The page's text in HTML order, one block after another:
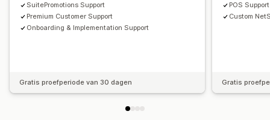
SuitePromotions Support
Premium Customer Support
Onboarding & Implementation Support
Gratis proefperiode van 30 dagen
POS Support
Custom
Gratis